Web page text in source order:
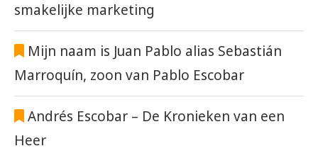
smakelijke marketing
Mijn naam is Juan Pablo alias Sebastián
Marroquín, zoon van Pablo Escobar
Andrés Escobar – De Kronieken van een
Heer